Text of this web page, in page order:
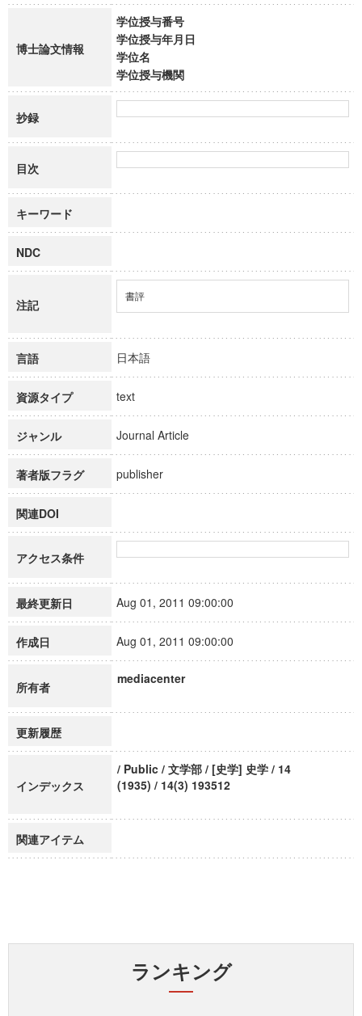
博士論文情報
学位授与番号
学位授与年月日
学位名
学位授与機関
抄録
目次
キーワード
NDC
注記
書評
言語 日本語
資源タイプ text
ジャンル Journal Article
著者版フラグ publisher
関連DOI
アクセス条件
最終更新日 Aug 01, 2011 09:00:00
作成日 Aug 01, 2011 09:00:00
所有者
mediacenter
更新履歴
インデックス
/ Public / 文学部 / [史学] 史学 / 14
(1935) / 14(3) 193512
関連アイテム
ランキング